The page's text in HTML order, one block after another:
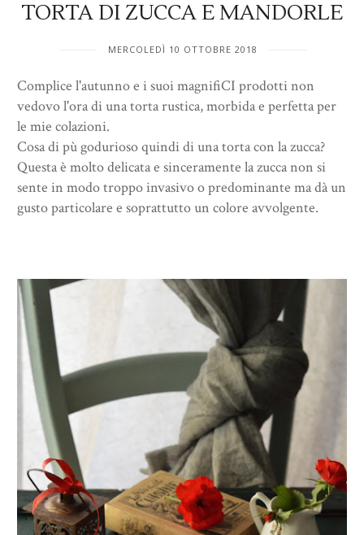
TORTA DI ZUCCA E MANDORLE
MERCOLEDÌ 10 OTTOBRE 2018
Complice l'autunno e i suoi magnifiCI prodotti non
vedovo l'ora di una torta rustica, morbida e perfetta per
le mie colazioni.
Cosa di pù godurioso quindi di una torta con la zucca?
Questa è molto delicata e sinceramente la zucca non si
sente in modo troppo invasivo o predominante ma dà un
gusto particolare e soprattutto un colore avvolgente.